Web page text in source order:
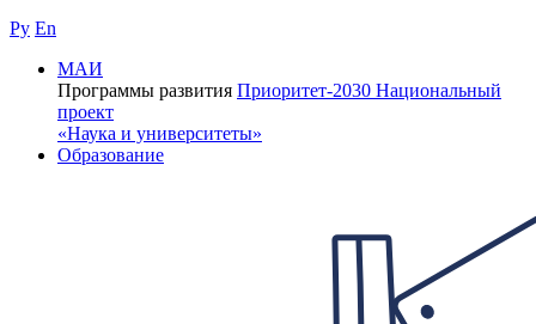
Ру En
МАИ
Программы развития Приоритет-2030 Национальный
проект
«Наука и университеты»
Образование